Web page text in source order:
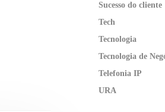
Sucesso do cliente
Tech
Tecnologia
Tecnologia de
Telefonia IP
URA